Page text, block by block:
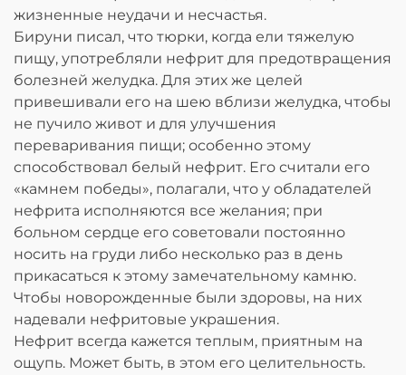
жизненные неудачи и несчастья.
Бируни писал, что тюрки, когда ели тяжелую
пищу, употребляли нефрит для предотвращения
болезней желудка. Для этих же целей
привешивали его на шею вблизи желудка, чтобы
не пучило живот и для улучшения
переваривания пищи; особенно этому
способствовал белый нефрит. Его считали его
«камнем победы», полагали, что у обладателей
нефрита исполняются все желания; при
больном сердце его советовали постоянно
носить на груди либо несколько раз в день
прикасаться к этому замечательному камню.
Чтобы новорожденные были здоровы, на них
надевали нефритовые украшения.
Нефрит всегда кажется теплым, приятным на
ощупь. Может быть, в этом его целительность.